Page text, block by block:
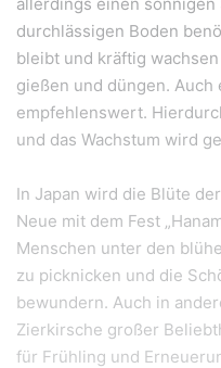
durchlässigen Boden
bleibt und kräftig
gießen und düngen.
empfehlenswert.
und das Wachstum wird
In Japan wird die Blüte
Neue mit dem Fest
Menschen unter den
zu picknicken und die
bewundern. Auch in
Zierkirsche großer
für Frühling und